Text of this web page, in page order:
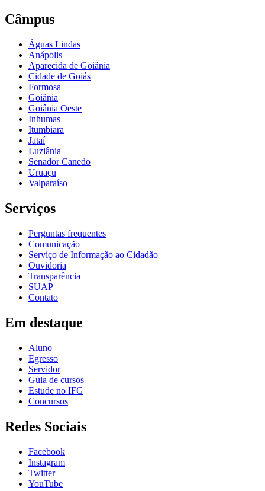
Câmpus
Águas Lindas
Anápolis
Aparecida de Goiânia
Cidade de Goiás
Formosa
Goiânia
Goiânia Oeste
Inhumas
Itumbiara
Jataí
Luziânia
Senador Canedo
Uruaçu
Valparaíso
Serviços
Perguntas frequentes
Comunicação
Serviço de Informação ao Cidadão
Ouvidoria
Transparência
SUAP
Contato
Em destaque
Aluno
Egresso
Servidor
Guia de cursos
Estude no IFG
Concursos
Redes Sociais
Facebook
Instagram
Twitter
YouTube